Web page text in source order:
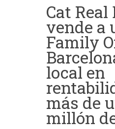
Cat Real
vende a
Family
local en
más de
millón